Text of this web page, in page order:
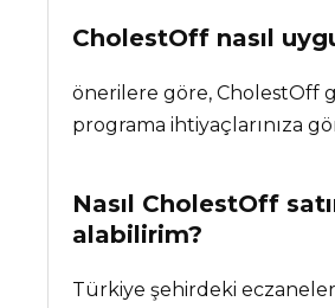
CholestOff nasıl
önerilere göre, CholestOff
programa ihtiyaçlarınıza
Nasıl CholestOff
alabilirim?
Türkiye şehirdeki